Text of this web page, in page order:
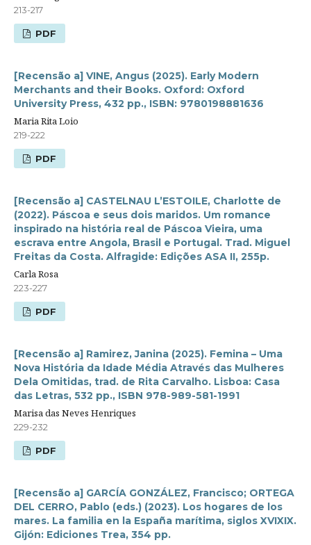
213-217
PDF
[Recensão a] VINE, Angus (2025). Early Modern
Merchants and their Books. Oxford: Oxford
University Press, 432 pp., ISBN: 9780198881636
Maria Rita Loio
219-222
PDF
[Recensão a] CASTELNAU L’ESTOILE, Charlotte de
(2022). Páscoa e seus dois maridos. Um romance
inspirado na história real de Páscoa Vieira, uma
escrava entre Angola, Brasil e Portugal. Trad. Miguel
Freitas da Costa. Alfragide: Edições ASA II, 255p.
Carla Rosa
223-227
PDF
[Recensão a] Ramirez, Janina (2025). Femina – Uma
Nova História da Idade Média Através das Mulheres
Dela Omitidas, trad. de Rita Carvalho. Lisboa: Casa
das Letras, 532 pp., ISBN 978-989-581-1991
Marisa das Neves Henriques
229-232
PDF
[Recensão a] GARCÍA GONZÁLEZ, Francisco; ORTEGA
DEL CERRO, Pablo (eds.) (2023). Los hogares de los
mares. La familia en la España marítima, siglos XVIXIX.
Gijón: Ediciones Trea, 354 pp.